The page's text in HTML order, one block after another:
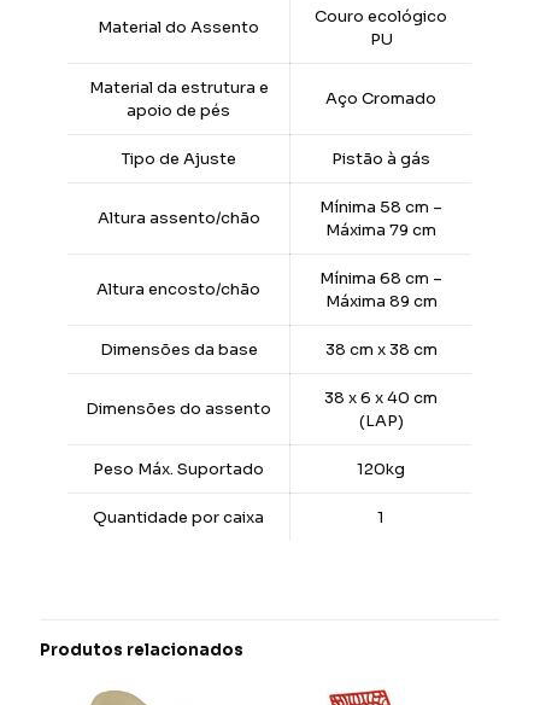
Material do Assento
Couro ecológico
PU
Material da estrutura e
apoio de pés
Aço Cromado
Tipo de Ajuste Pistão à gás
Altura assento/chão
Mínima 58 cm –
Máxima 79 cm
Altura encosto/chão
Mínima 68 cm –
Máxima 89 cm
Dimensões da base 38 cm x 38 cm
Dimensões do assento
38 x 6 x 40 cm
(LAP)
Peso Máx. Suportado 120kg
Quantidade por caixa 1
Produtos relacionados